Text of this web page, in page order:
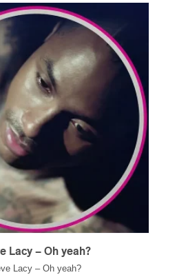
Lacy – Oh yeah?
Lacy – Oh yeah?